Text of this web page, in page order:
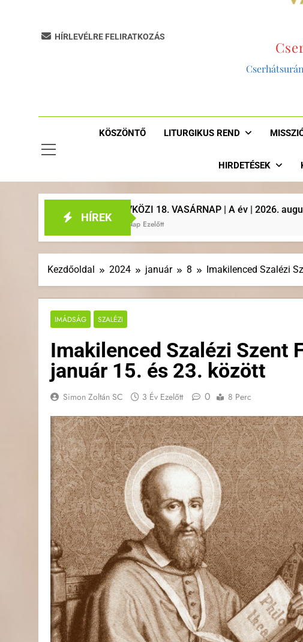
HÍRLEVÉLRE FELIRATKOZÁS
KÖSZÖNTŐ LITURGIKUS REND
HIRDETÉSEK
HÍREK
ÉVKÖZI 18. VASÁRNAP | A év | 2026. augusztus 2. | Plébániai
Kezdőoldal 2024 január 8 Imakilenced Szalézi
IMÁDSÁG SZALÉZI
Imakilenced Szalézi Szent
január 15. és 23. között
Simon Zoltán SC 3 Év Ezelőtt 0 8 Perc